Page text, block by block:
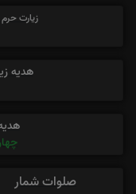
زیارت
هدیه
صلوات شمار